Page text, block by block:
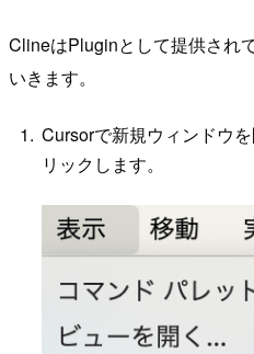
ClineはPluginとして提供され
いきます。
Cursorで新規ウィンドウを
リックします。